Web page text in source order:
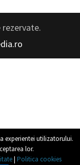
experientei utilizatorului.
lor.
| Politica cookies